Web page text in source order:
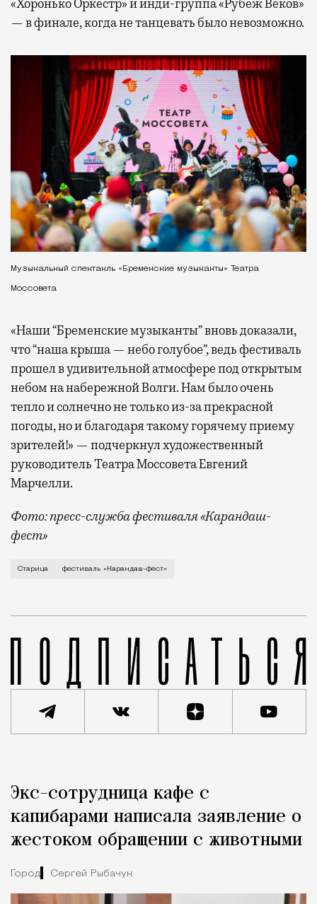
«Хоронько Оркестр» и инди-группа «Рубеж Веков»
— в финале, когда не танцевать было невозможно.
Музыкальный спектакль «Бременские музыканты» Театра
Моссовета
«Наши “Бременские музыканты” вновь доказали,
что “наша крыша — небо голубое”, ведь фестиваль
прошел в удивительной атмосфере под открытым
небом на набережной Волги. Нам было очень
тепло и солнечно не только из-за прекрасной
погоды, но и благодаря такому горячему приему
зрителей!» — подчеркнул художественный
руководитель Театра Моссовета Евгений
Марчелли.
Фото: пресс-служба фестиваля «Карандаш-
фест»
В минувший уикенд маленькая Старица в
Старица фестиваль «Карандаш-фест»
Город
Экс-сотрудница кафе с
капибарами написала заявление о
жестоком обращении с животными
Город Сергей Рыбачук